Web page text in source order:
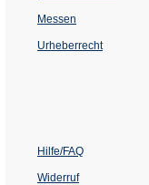
Messen
Urheberrecht
Hilfe/FAQ
Widerruf